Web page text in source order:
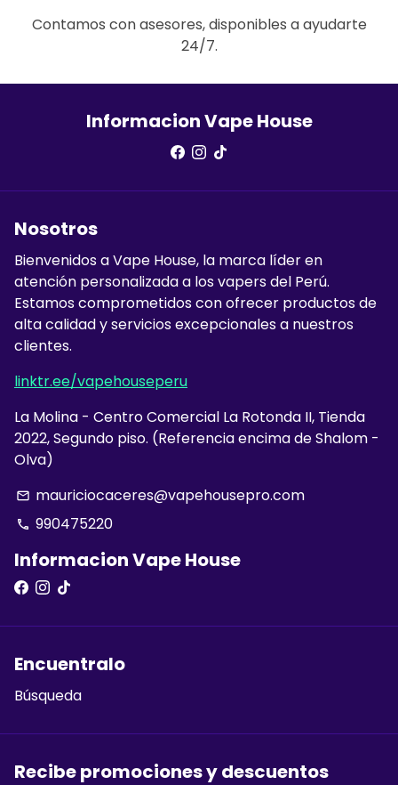
Contamos con asesores, disponibles a ayudarte
24/7.
Informacion Vape House
Nosotros
Bienvenidos a Vape House, la marca líder en
atención personalizada a los vapers del Perú.
Estamos comprometidos con ofrecer productos de
alta calidad y servicios excepcionales a nuestros
clientes.
linktr.ee/vapehouseperu
La Molina - Centro Comercial La Rotonda II, Tienda
2022, Segundo piso. (Referencia encima de Shalom -
Olva)
email mauriciocaceres@vapehousepro.com
phone 990475220
Informacion Vape House
Encuentralo
Búsqueda
Recibe promociones y descuentos